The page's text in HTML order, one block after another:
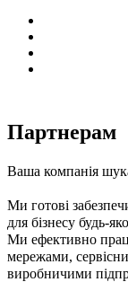
Партнерам
Ваша компанія
Ми готові
для бізнесу будь-
Ми ефективно
мережами,
виробничими